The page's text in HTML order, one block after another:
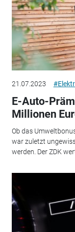
21.07.2023
E-Auto-
Millionen
Ob das
war zuletzt
werden. Der ZDK